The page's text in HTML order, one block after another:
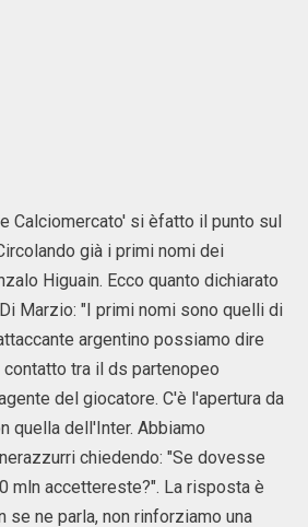
Calciomercato' si èfatto il punto sul
già i primi nomi dei
Higuain. Ecco quanto dichiarato
Marzio: "I primi nomi sono quelli di
argentino possiamo dire
tra il ds partenopeo
del giocatore. C'è l'apertura da
quella dell'Inter. Abbiamo
chiedendo: "Se dovesse
mln accettereste?". La risposta è
se ne parla, non rinforziamo una